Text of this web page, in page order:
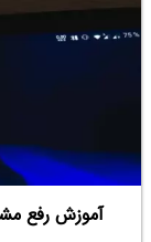
آموزش رفع